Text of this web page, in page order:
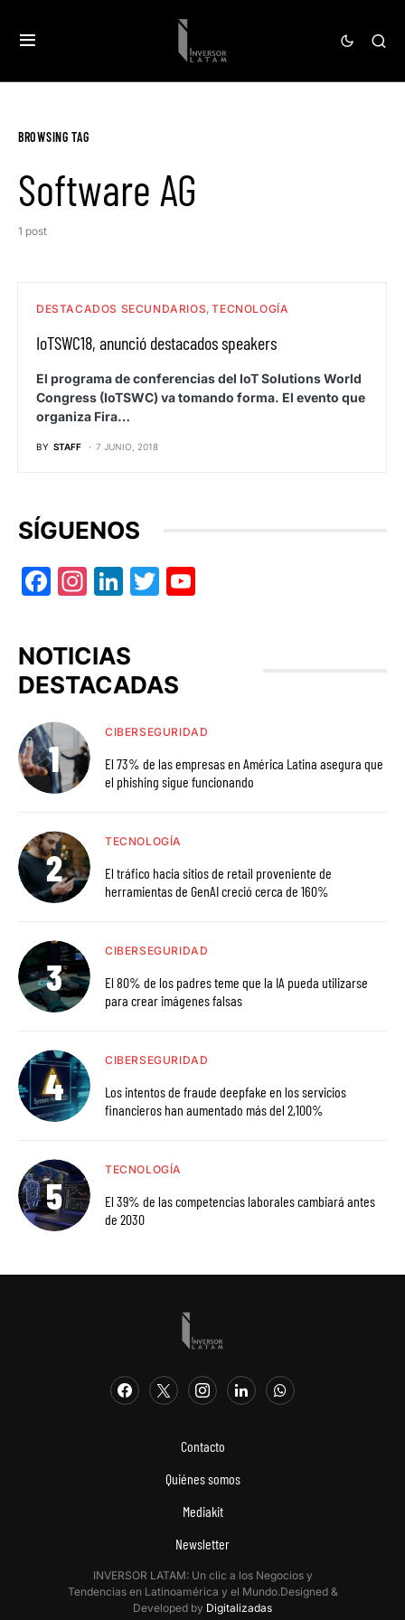
BROWSING TAG
Software AG
1 post
DESTACADOS SECUNDARIOS TECNOLOGÍA
IoTSWC18, anunció destacados speakers
El programa de conferencias del IoT Solutions World
Congress (IoTSWC) va tomando forma. El evento que
organiza Fira…
BY STAFF 7 JUNIO, 2018
SÍGUENOS
Facebook
Instagram
LinkedIn
Twitter
NOTICIAS
DESTACADAS
CIBERSEGURIDAD
El 73% de las empresas en América Latina asegura que
el phishing sigue funcionando
TECNOLOGÍA
El tráfico hacia sitios de retail proveniente de
herramientas de GenAI creció cerca de 160%
CIBERSEGURIDAD
El 80% de los padres teme que la IA pueda utilizarse
para crear imágenes falsas
CIBERSEGURIDAD
Los intentos de fraude deepfake en los servicios
financieros han aumentado más del 2,100%
TECNOLOGÍA
El 39% de las competencias laborales cambiará antes
de 2030
Contacto
Quiénes somos
Mediakit
Newsletter
INVERSOR LATAM: Un clic a los Negocios y
Tendencias en Latinoamérica y el Mundo.Designed &
Developed by Digitalizadas